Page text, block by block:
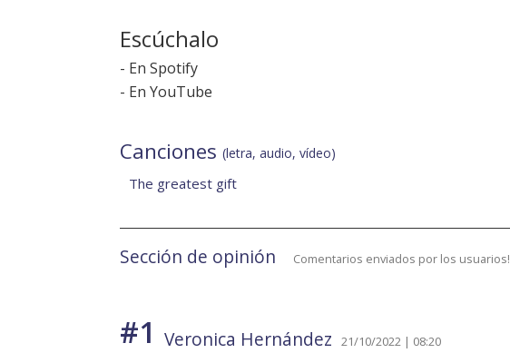
Escúchalo
- En Spotify
- En YouTube
Canciones (letra, audio, vídeo)
The greatest gift
Sección de opinión Comentarios enviados por los usuarios!
#1 Veronica Hernández 21/10/2022 | 08:20